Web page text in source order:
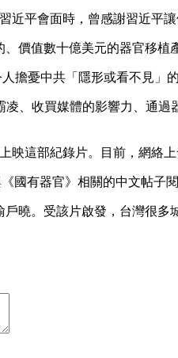
平會面時，曾感謝習近平
價值數十億美元的器官移植
擔憂中共「隱形或看不見」
、收買媒體的影響力、通過
映這部紀錄片。目前，網絡
國有器官》相關的中文帖子
曉。受該片啟發，台灣很多